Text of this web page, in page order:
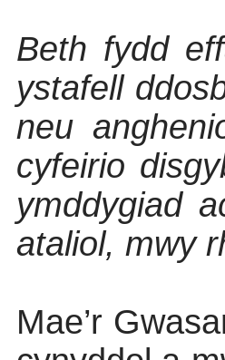
Beth fydd
ystafell
neu
cyfeirio
ymddygiad
ataliol, mwy
Mae’r